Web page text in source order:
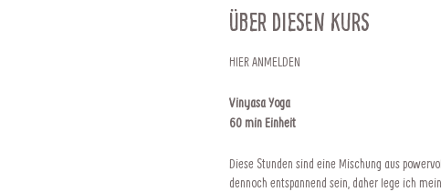
Über diesen Kurs
HIER ANMELDEN
Vinyasa Yoga
60 min Einheit
Diese Stunden sind eine Mischung aus
dennoch entspannend sein, daher lege ich